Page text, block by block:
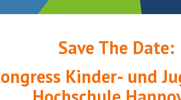
Save The Date:
Kinder- und